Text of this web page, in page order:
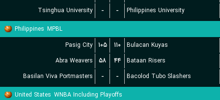
Tsinghua University
- -
Philippines University
Philippines MPBL
Pasig City ۱۰۵ ۱۱۰
Bulacan Kuyas
Abra Weavers
۵۸ ۴۴
Bataan Risers
Basilan Viva Portmasters
- -
Bacolod Tubo Slashers
United States WNBA Including Playoffs